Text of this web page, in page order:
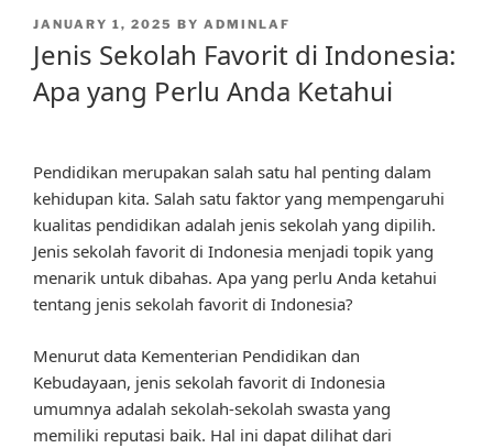
POSTED
JANUARY 1, 2025 BY ADMINLAF
Jenis Sekolah Favorit di Indonesia:
Apa yang Perlu Anda Ketahui
Pendidikan merupakan salah satu hal penting dalam
kehidupan kita. Salah satu faktor yang mempengaruhi
kualitas pendidikan adalah jenis sekolah yang dipilih.
Jenis sekolah favorit di Indonesia menjadi topik yang
menarik untuk dibahas. Apa yang perlu Anda ketahui
tentang jenis sekolah favorit di Indonesia?
Menurut data Kementerian Pendidikan dan
Kebudayaan, jenis sekolah favorit di Indonesia
umumnya adalah sekolah-sekolah swasta yang
memiliki reputasi baik. Hal ini dapat dilihat dari